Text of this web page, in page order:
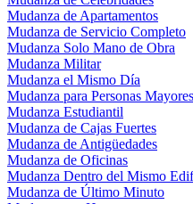
Mudanza de Apartamentos
Mudanza de Servicio Completo
Mudanza Solo Mano de Obra
Mudanza Militar
Mudanza el Mismo Día
Mudanza para Personas Mayores
Mudanza Estudiantil
Mudanza de Cajas Fuertes
Mudanza de Antigüedades
Mudanza de Oficinas
Mudanza Dentro del Mismo
Mudanza de Último Minuto